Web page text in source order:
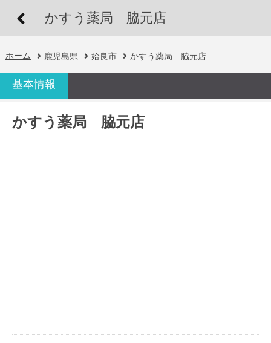
かすう薬局 脇元店
ホーム 鹿児島県 姶良市 かすう薬局 脇元店
基本情報
かすう薬局 脇元店